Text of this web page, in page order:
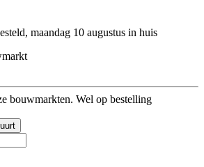
maandag 10 augustus in huis
bouwmarkten. Wel op bestelling